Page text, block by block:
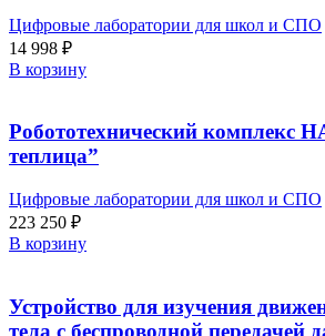
Цифровые лаборатории для школ и СПО
14 998 ₽
В корзину
Робототехнический комплекс
теплица”
Цифровые лаборатории для школ и СПО
223 250 ₽
В корзину
Устройство для изучения
тела с беспроводной передачей